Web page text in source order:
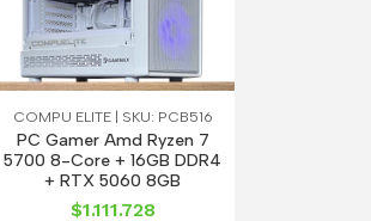
COMPU ELITE | SKU: PCB516
PC Gamer Amd Ryzen 7
5700 8-Core + 16GB DDR4
+ RTX 5060 8GB
$1.111.728